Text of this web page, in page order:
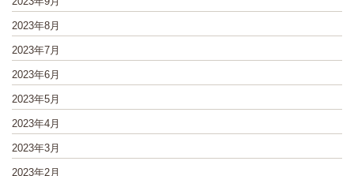
2023年8月
2023年7月
2023年6月
2023年5月
2023年4月
2023年3月
2023年2月